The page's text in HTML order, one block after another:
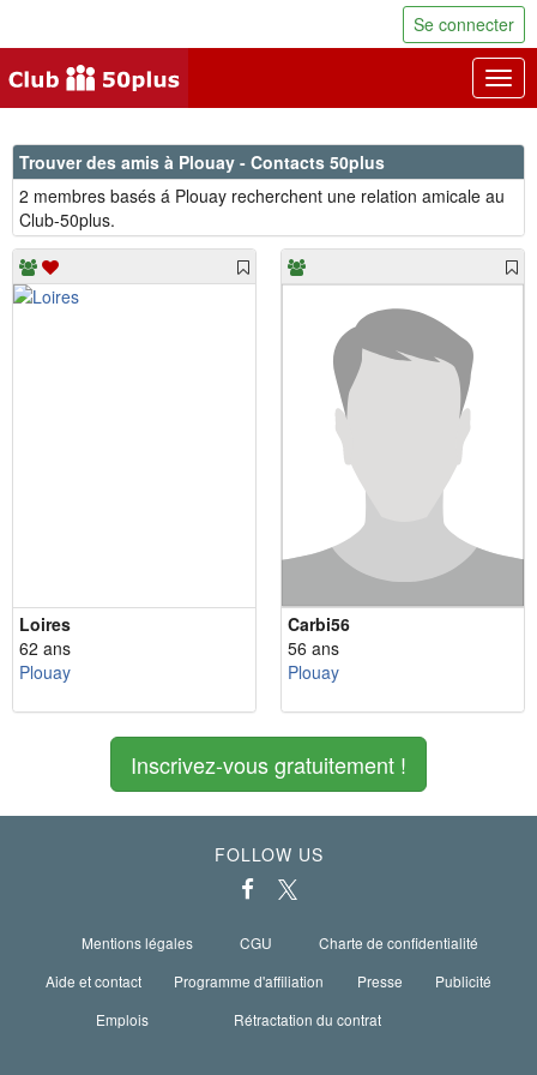
Se connecter
Trouver des amis à Plouay - Contacts 50plus
2 membres basés á Plouay recherchent une relation amicale au
Club-50plus.
Loires
62 ans
Plouay
Carbi56
56 ans
Plouay
Inscrivez-vous gratuitement !
FOLLOW US
Mentions légales CGU
Charte de confidentialité
Aide et contact
Programme d'affiliation Presse
Publicité
Emplois
Rétractation du contrat